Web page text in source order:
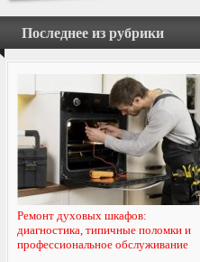
Последнее из рубрики
Ремонт духовых шкафов:
диагностика, типичные поломки и
профессиональное обслуживание